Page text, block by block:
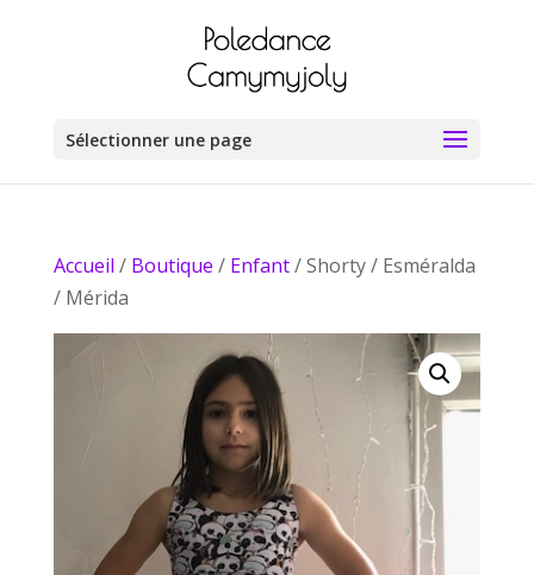
Sélectionner une page
Accueil / Boutique / Enfant/ Shorty / Esméralda
/ Mérida